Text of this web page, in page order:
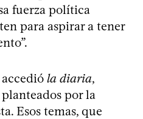
fuerza política
para aspirar a tener
la diaria,
por la
Esos temas, que